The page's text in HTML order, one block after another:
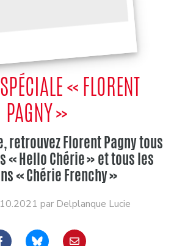
« FLORENT
PAGNY »
retrouvez Florent Pagny tous
« Hello Chérie » et tous les
« Chérie Frenchy »
par Delplanque Lucie